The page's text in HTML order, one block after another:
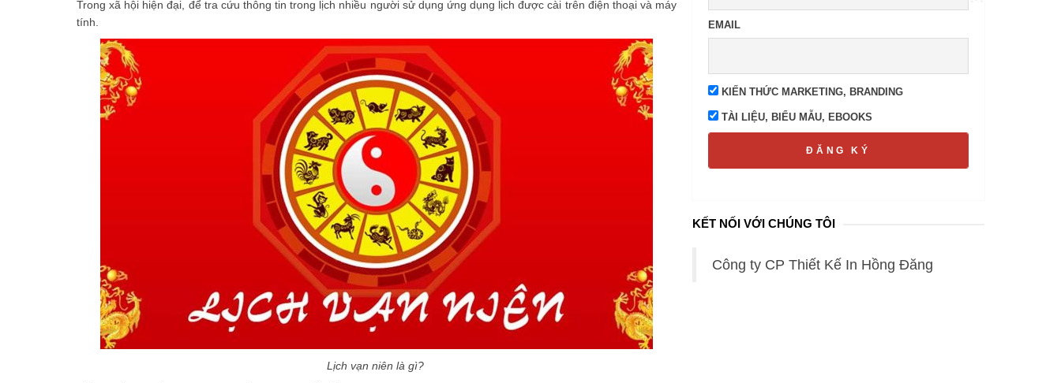
Trong xã hội hiện đại, để tra cứu thông tin trong lịch nhiều người sử dụng ứng dụng lịch được cài trên điện thoại và máy
tính.
Lịch vạn niên là gì?
EMAIL
KIẾN THỨC MARKETING, BRANDING
TÀI LIỆU, BIỂU MẪU, EBOOKS
ĐĂNG KÝ
KẾT NỐI VỚI CHÚNG TÔI
Công ty CP Thiết Kế In Hồng Đăng